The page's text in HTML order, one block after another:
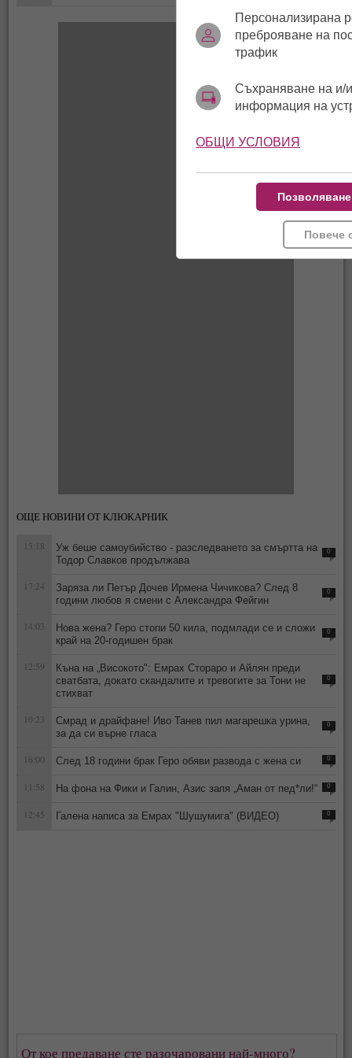
ОЩЕ НОВИНИ ОТ КЛЮКАРНИК
13:18
Уж беше самоубийство - разследването за смъртта на
Тодор Славков продължава
0
17:24
Заряза ли Петър Дочев Ирмена Чичикова? След 8
години любов я смени с Александра Фейгин
0
14:03
Нова жена? Геро стопи 50 кила, подмлади се и сложи
край на 20-годишен брак
0
12:59
Къна на „Високото": Емрах Стораро и Айлян преди
сватбата, докато скандалите и тревогите за Тони не
стихват
0
10:23
Смрад и драйфане! Иво Танев пил магарешка урина,
за да си върне гласа
0
16:00 След 18 години брак Геро обяви развода с жена си 0
11:58 На фона на Фики и Галин, Азис запя „Аман от пед*ли!“ 0
12:45 Галена написа за Емрах "Шушумига" (ВИДЕО) 0
От кое предаване сте разочаровани най-много?
Персонализирана
преброяване на
трафик
Съхраняване на и/
информация на
ОБЩИ УСЛОВИЯ
Повече